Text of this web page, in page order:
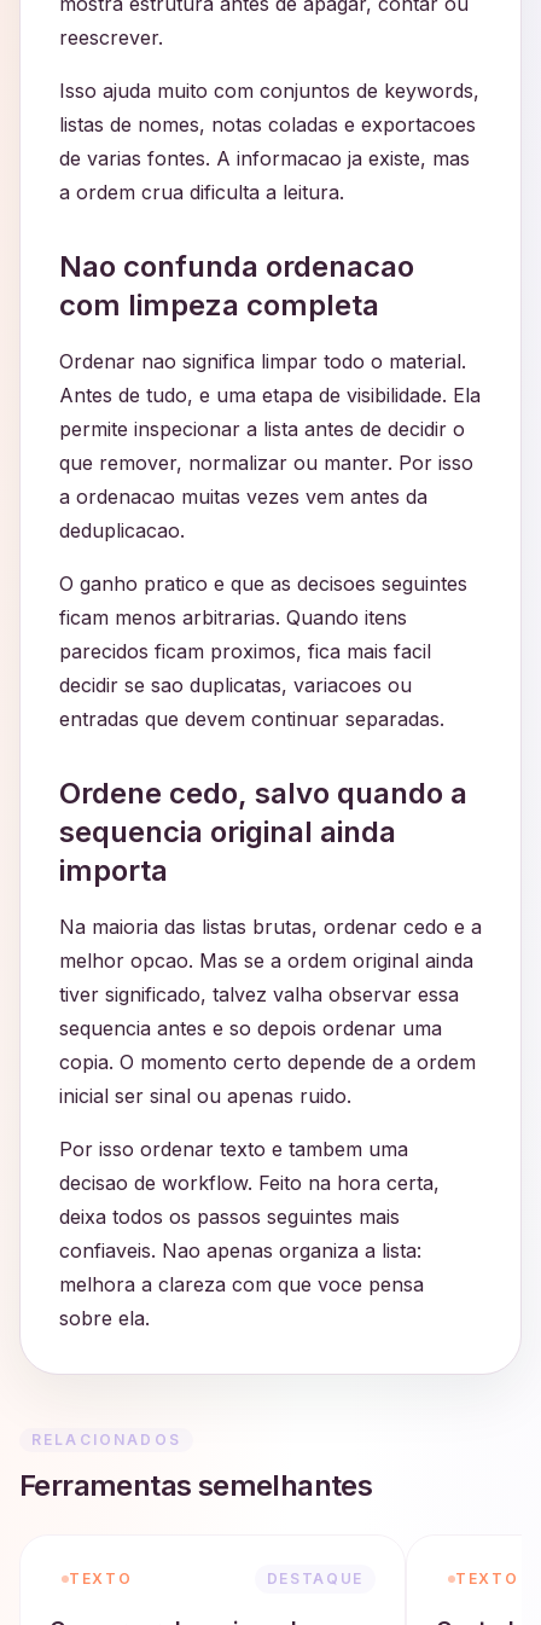
reescrever.
Isso ajuda muito com conjuntos de keywords,
listas de nomes, notas coladas e exportacoes
de varias fontes. A informacao ja existe, mas
a ordem crua dificulta a leitura.
Nao confunda ordenacao
com limpeza completa
Ordenar nao significa limpar todo o material.
Antes de tudo, e uma etapa de visibilidade. Ela
permite inspecionar a lista antes de decidir o
que remover, normalizar ou manter. Por isso
a ordenacao muitas vezes vem antes da
deduplicacao.
O ganho pratico e que as decisoes seguintes
ficam menos arbitrarias. Quando itens
parecidos ficam proximos, fica mais facil
decidir se sao duplicatas, variacoes ou
entradas que devem continuar separadas.
Ordene cedo, salvo quando a
sequencia original ainda
importa
Na maioria das listas brutas, ordenar cedo e a
melhor opcao. Mas se a ordem original ainda
tiver significado, talvez valha observar essa
sequencia antes e so depois ordenar uma
copia. O momento certo depende de a ordem
inicial ser sinal ou apenas ruido.
Por isso ordenar texto e tambem uma
decisao de workflow. Feito na hora certa,
deixa todos os passos seguintes mais
confiaveis. Nao apenas organiza a lista:
melhora a clareza com que voce pensa
sobre ela.
RELACIONADOS
Ferramentas semelhantes
TEXTO DESTAQUE TEXTO